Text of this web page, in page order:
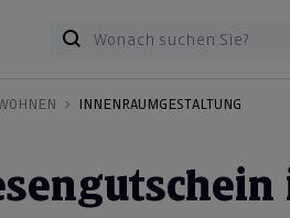
INNENRAUMGESTALTUNG